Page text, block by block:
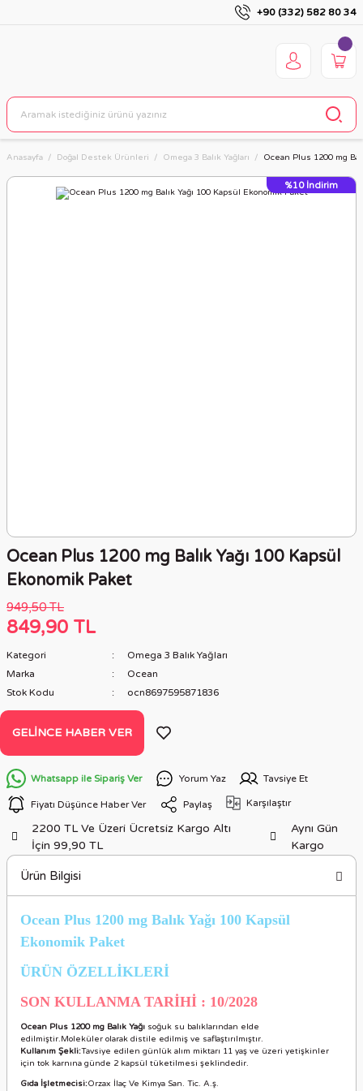
+90 (332) 582 80 34
Anasayfa Doğal Destek Ürünleri Omega 3 Balık Yağları Ocean Plus 1200 mg
%10 İndirim
Ocean Plus 1200 mg Balık Yağı 100 Kapsül
Ekonomik Paket
949,50 TL
849,90 TL
Kategori
Omega 3 Balık Yağları
Marka
Ocean
Stok Kodu
ocn8697595871836
GELINCE HABER VER
Whatsapp ile Sipariş Ver Yorum Yaz Tavsiye Et
Fiyatı Düşünce Haber Ver Paylaş Karşılaştır
2200 TL Ve Üzeri Ücretsiz Kargo Altı
İçin 99,90 TL
Aynı Gün
Kargo
Ürün Bilgisi
Ocean Plus 1200 mg Balık Yağı 100 Kapsül
Ekonomik Paket
ÜRÜN ÖZELLİKLERİ
SON KULLANMA TARİHİ : 10/2028
Ocean Plus 1200 mg Balık Yağı soğuk su balıklarından elde
edilmiştir.Moleküler olarak distile edilmiş ve saflaştırılmıştır.
Kullanım Şekli:Tavsiye edilen günlük alım miktarı 11 yaş ve üzeri yetişkinler
için tok karnına günde 2 kapsül tüketilmesi şeklindedir.
Gıda İşletmecisi:Orzax İlaç Ve Kimya San. Tic. A.ş.